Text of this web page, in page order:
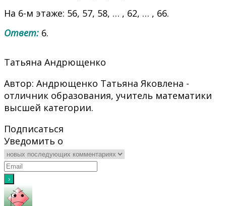
На 6-м этаже: 56, 57, 58, … , 62, … , 66.
Ответ: 6.
Татьяна Андрющенко
Автор: Андрющенко Татьяна Яковлена -
отличник образования, учитель математики
высшей категории.
Подписаться
Уведомить о